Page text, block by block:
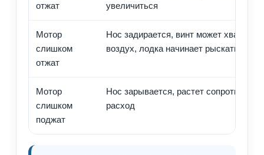
отжат
увеличиться
Мотор
слишком
отжат
Нос задирается, винт может хватать
воздух, лодка начинает рыскать
Мотор
слишком
поджат
Нос зарывается, растет
расход